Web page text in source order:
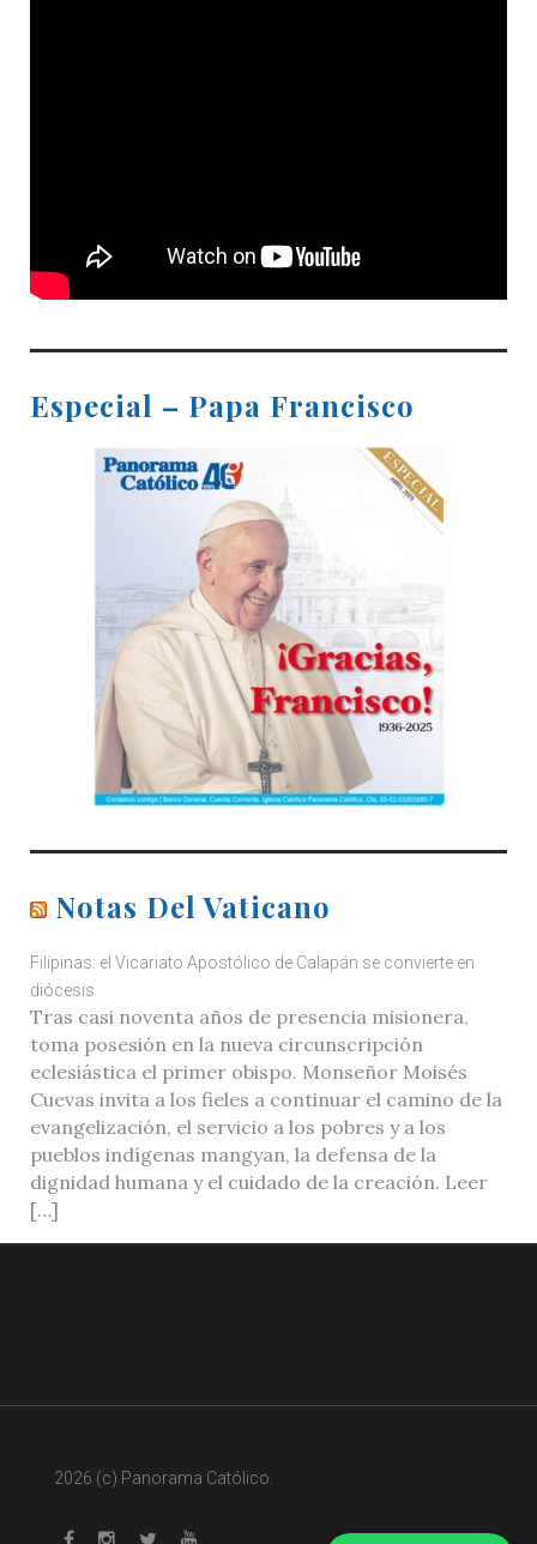
Especial – Papa Francisco
Notas Del Vaticano
Filipinas: el Vicariato Apostólico de Calapán se convierte en
diócesis
Tras casi noventa años de presencia misionera,
toma posesión en la nueva circunscripción
eclesiástica el primer obispo. Monseñor Moisés
Cuevas invita a los fieles a continuar el camino de la
evangelización, el servicio a los pobres y a los
pueblos indígenas mangyan, la defensa de la
dignidad humana y el cuidado de la creación. Leer
[…]
2026 (c) Panorama Católico.